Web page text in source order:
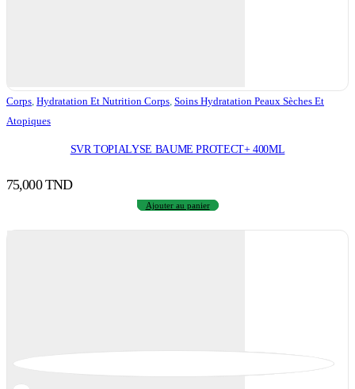
Corps Hydratation Et Nutrition Corps Soins Hydratation Peaux Sèches Et
Atopiques
SVR TOPIALYSE BAUME PROTECT+ 400ML
75,000TND
Ajouter au panier